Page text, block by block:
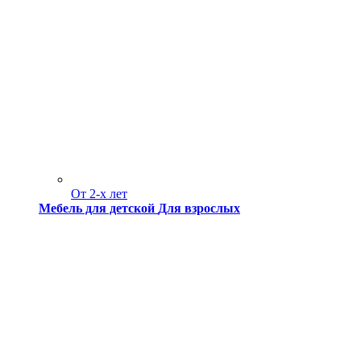
От 2-х лет
Мебель для детской Для взрослых